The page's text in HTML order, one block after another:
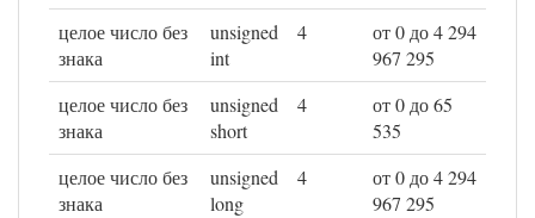
целое число без
знака
unsigned
int
4
от 0 до 4 294
967 295
целое число без
знака
unsigned
short
4
от 0 до 65
535
целое число без
знака
unsigned
long
4
от 0 до 4 294
967 295